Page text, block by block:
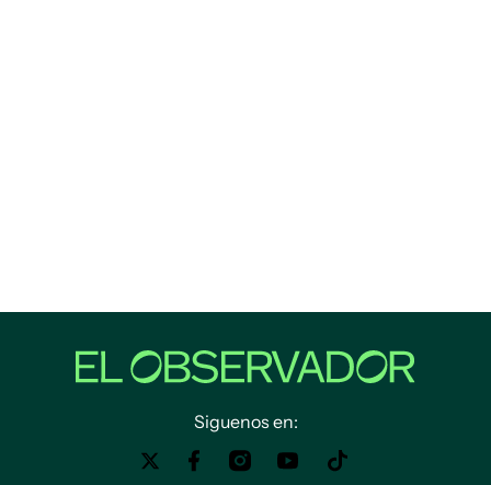
Siguenos en: